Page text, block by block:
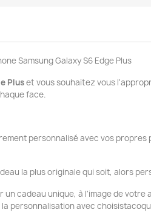
Samsung Galaxy S6 Edge Plus
Pluset vous souhaitez vous
face.
personnalisé avec vos propres
la plus originale qui soit, alors
cadeau unique, à l'image de votre
personnalisation avec